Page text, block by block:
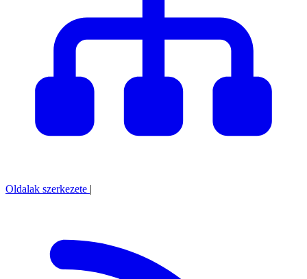
Oldalak szerkezete |